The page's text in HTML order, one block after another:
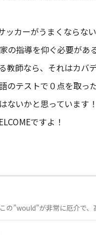
カーがうまくならない
指導を仰ぐ必要がある
師なら、それはカバデ
のテストで０点を取っ
ないかと思っています！
ですよ！
の”would”が非常に厄介で、